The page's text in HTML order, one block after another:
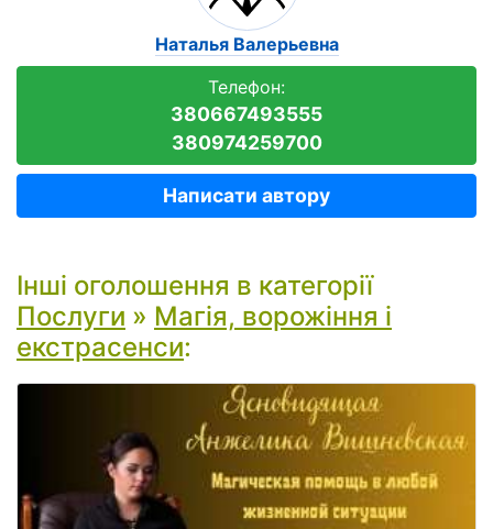
Наталья Валерьевна
Телефон:
380667493555
380974259700
Написати автору
Інші оголошення в категорії
Послуги » Магія, ворожіння і
екстрасенси: